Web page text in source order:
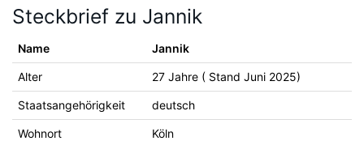
Steckbrief zu Jannik
Name Jannik
Alter 27 Jahre ( Stand Juni 2025)
Staatsangehörigkeit deutsch
Wohnort Köln